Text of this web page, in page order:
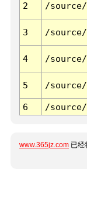
2 /
3 /
4 /
5 /
6 /
www.365jz.com 已经